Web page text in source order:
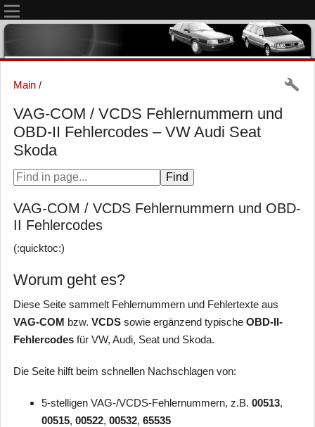
Main /
VAG-COM / VCDS Fehlernummern und
OBD-II Fehlercodes – VW Audi Seat
Skoda
VAG-COM / VCDS Fehlernummern und OBD-
II Fehlercodes
(:quicktoc:)
Worum geht es?
Diese Seite sammelt Fehlernummern und Fehlertexte aus
VAG-COM bzw. VCDS sowie ergänzend typische OBD-II-
Fehlercodes für VW, Audi, Seat und Skoda.
Die Seite hilft beim schnellen Nachschlagen von:
5-stelligen VAG-/VCDS-Fehlernummern, z.B. 00513,
00515, 00522, 00532, 65535